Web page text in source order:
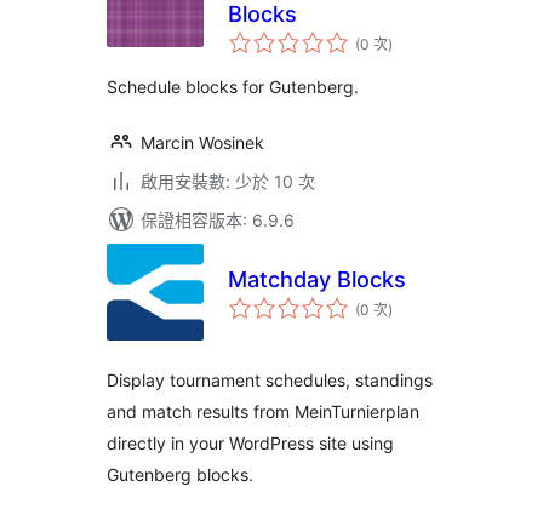
Blocks
(0 次評
分)
Schedule blocks for Gutenberg.
Marcin Wosinek
啟用安裝數: 少於 10 次
保證相容版本: 6.9.6
Matchday Blocks
(0 次評
分)
Display tournament schedules, standings
and match results from MeinTurnierplan
directly in your WordPress site using
Gutenberg blocks.